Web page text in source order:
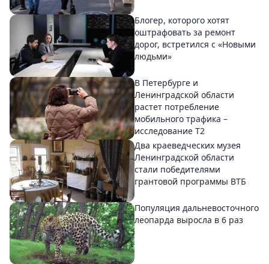
Блогер, которого хотят
оштрафовать за ремонт
дорог, встретился с «Новыми
людьми»
В Петербурге и
Ленинградской области
растет потребление
мобильного трафика –
исследование T2
Два краеведческих музея
Ленинградской области
стали победителями
грантовой программы ВТБ
Популяция дальневосточного
леопарда выросла в 6 раз